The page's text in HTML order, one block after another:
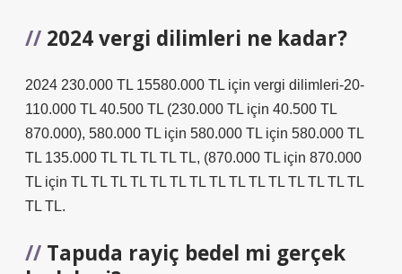
2024 vergi dilimleri ne kadar?
2024 230.000 TL 15580.000 TL için vergi dilimleri-20-
110.000 TL 40.500 TL (230.000 TL için 40.500 TL
870.000), 580.000 TL için 580.000 TL için 580.000 TL
TL 135.000 TL TL TL TL TL, (870.000 TL için 870.000
TL için TL TL TL TL TL TL TL TL TL TL TL TL TL TL TL
TL TL.
Tapuda rayiç bedel mi gerçek